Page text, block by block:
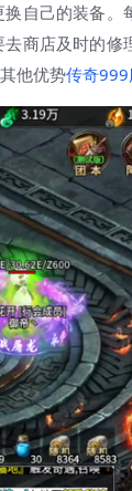
自己的装备。
商店及时的
他优势传奇999